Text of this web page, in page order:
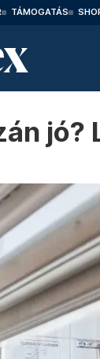
TÁMOGATÁS
jó?